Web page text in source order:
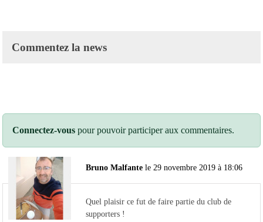
Commentez la news
Connectez-vous pour pouvoir participer aux commentaires.
Bruno Malfante le 29 novembre 2019 à 18:06
Quel plaisir ce fut de faire partie du club de
supporters !